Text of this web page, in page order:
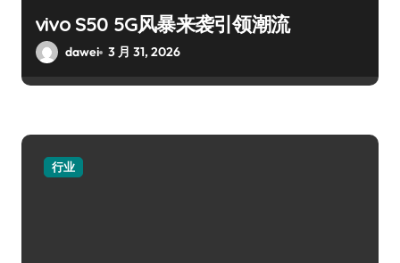
vivo S50 5G风暴来袭引领潮流
dawei 3 月 31, 2026
行业